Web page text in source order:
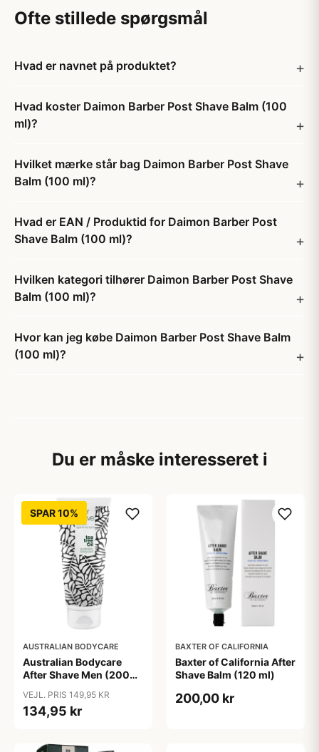
Ofte stillede spørgsmål
Hvad er navnet på produktet?
Hvad koster Daimon Barber Post Shave Balm (100
ml)?
Hvilket mærke står bag Daimon Barber Post Shave
Balm (100 ml)?
Hvad er EAN / Produktid for Daimon Barber Post
Shave Balm (100 ml)?
Hvilken kategori tilhører Daimon Barber Post Shave
Balm (100 ml)?
Hvor kan jeg købe Daimon Barber Post Shave Balm
(100 ml)?
Du er måske interesseret i
SPAR 10%
AUSTRALIAN BODYCARE
Australian Bodycare
After Shave Men (200
VEJL. PRIS 149,95 KR
134,95 kr
BAXTER OF CALIFORNIA
Baxter of California After
Shave Balm (120 ml)
200,00 kr